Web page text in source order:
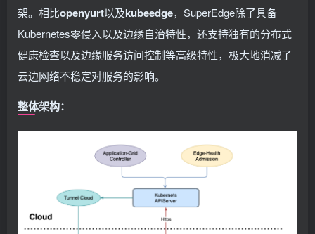
架。相比openyurt以及kubeedge，SuperEdge除了具备
Kubernetes零侵入以及边缘自治特性，还支持独有的分布式
健康检查以及边缘服务访问控制等高级特性，极大地消减了
云边网络不稳定对服务的影响。
整体架构：